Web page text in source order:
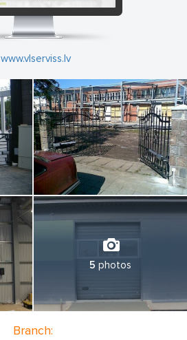
www.vlserviss.lv
5 photos
Branch: